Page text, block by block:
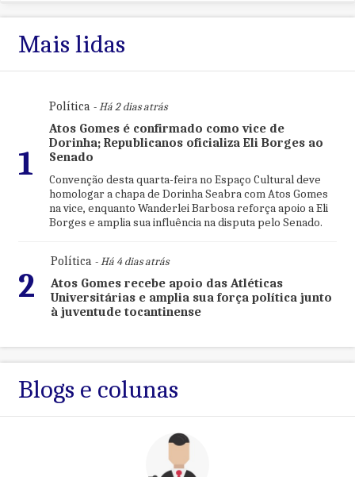
Mais lidas
1
Política- Há 2 dias atrás
Atos Gomes é confirmado como vice de
Dorinha; Republicanos oficializa Eli Borges ao
Senado
Convenção desta quarta-feira no Espaço Cultural deve
homologar a chapa de Dorinha Seabra com Atos Gomes
na vice, enquanto Wanderlei Barbosa reforça apoio a Eli
Borges e amplia sua influência na disputa pelo Senado.
2
Política- Há 4 dias atrás
Atos Gomes recebe apoio das Atléticas
Universitárias e amplia sua força política junto
à juventude tocantinense
Blogs e colunas